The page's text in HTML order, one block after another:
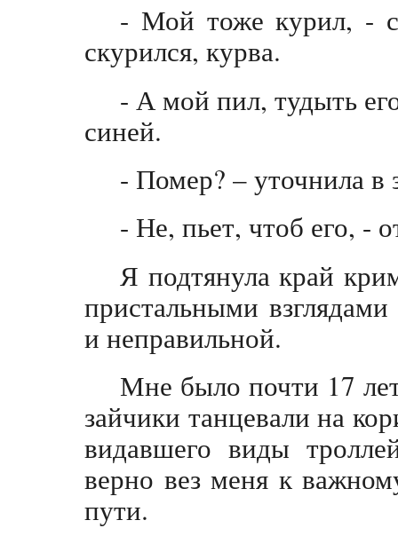
- Мой тоже курил, -
скурился, курва.
- А мой пил, тудыть
синей.
- Помер? – уточнила в
- Не, пьет, чтоб его, -
Я подтянула край
пристальными
и неправильной.
Мне было почти 17
зайчики танцевали на
видавшего виды
верно вез меня к
пути.